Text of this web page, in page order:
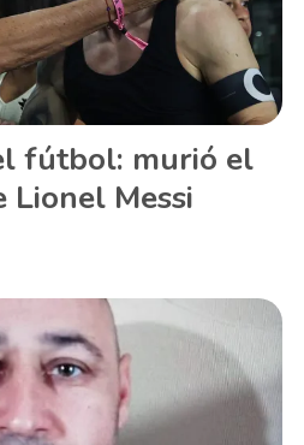
fútbol: murió el
Lionel Messi